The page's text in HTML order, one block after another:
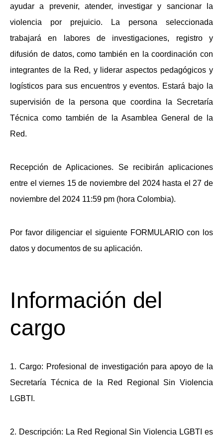
ayudar a prevenir, atender, investigar y sancionar la
violencia por prejuicio. La persona seleccionada
trabajará en labores de investigaciones, registro y
difusión de datos, como también en la coordinación con
integrantes de la Red, y liderar aspectos pedagógicos y
logísticos para sus encuentros y eventos. Estará bajo la
supervisión de la persona que coordina la Secretaría
Técnica como también de la Asamblea General de la
Red.
Recepción de Aplicaciones. Se recibirán aplicaciones
entre el viernes 15 de noviembre del 2024 hasta el 27 de
noviembre del 2024 11:59 pm (hora Colombia).
Por favor diligenciar el siguiente FORMULARIO con los
datos y documentos de su aplicación.
Información del
cargo
1. Cargo: Profesional de investigación para apoyo de la
Secretaría Técnica de la Red Regional Sin Violencia
LGBTI.
2. Descripción: La Red Regional Sin Violencia LGBTI es